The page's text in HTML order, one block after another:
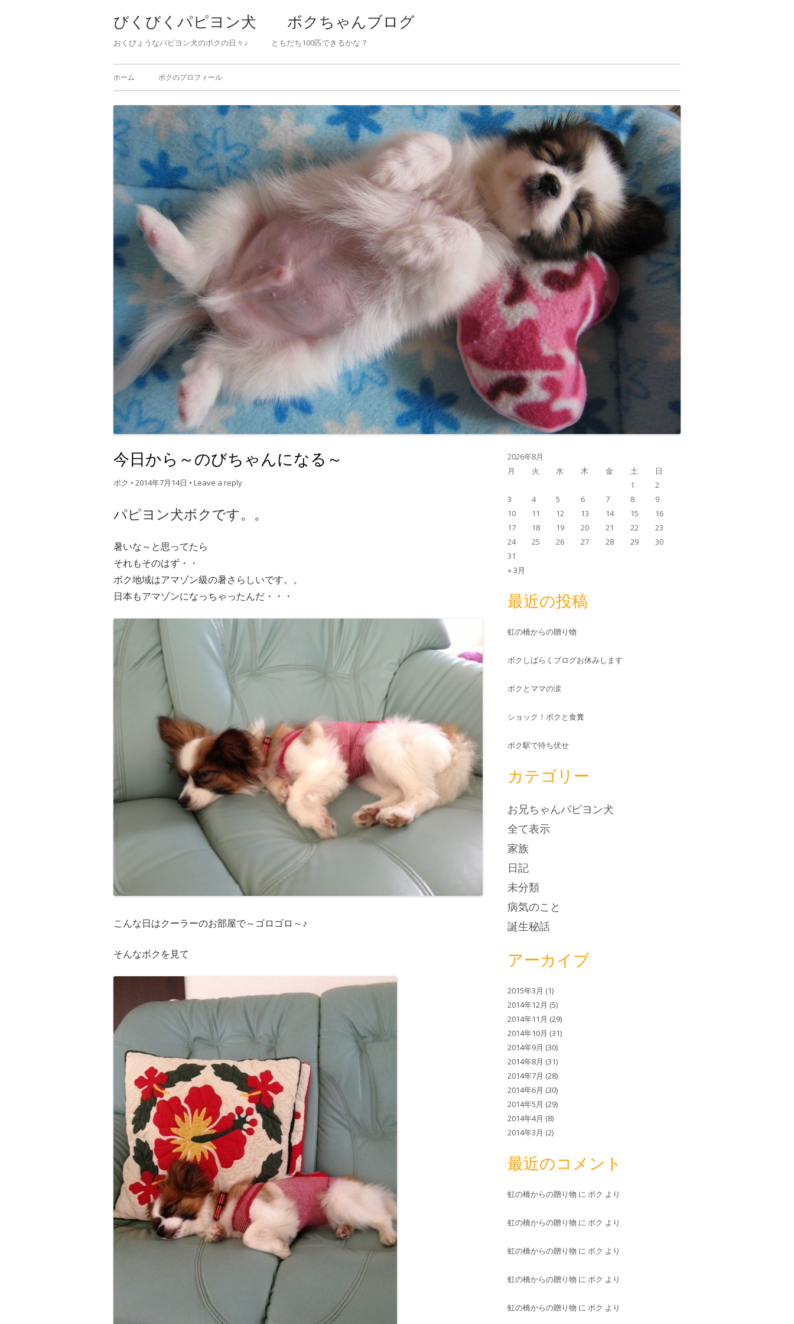
びくびくパピヨン犬 ボクちゃんブログ
おくびょうなパピヨン犬のボクの日々♪ ともだち100匹できるかな？
Skip to content
ホーム ボクのプロフィール
今日から～のびちゃんになる～
ボク • 2014年7月14日 • Leave a reply
パピヨン犬ボクです。。
暑いな～と思ってたら
それもそのはず・・
ボク地域はアマゾン級の暑さらしいです。。
日本もアマゾンになっちゃったんだ・・・
こんな日はクーラーのお部屋で～ゴロゴロ～♪
そんなボクを見て
2026年8月
月
火 水 木 金 土 日
« 3月
1
2
3
4 5 6 7 8
9
10
11 12 13 14 15
16
17
18 19 20 21 22
23
24
25 26 27 28 29
30
31
最近の投稿
虹の橋からの贈り物
ボクしばらくブログお休みします
ボクとママの涙
ショック！ボクと食糞
ボク駅で待ち伏せ
カテゴリー
お兄ちゃんパピヨン犬
全て表示
家族
日記
未分類
病気のこと
誕生秘話
アーカイブ
2015年3月 (1)
2014年12月 (5)
2014年11月 (29)
2014年10月 (31)
2014年9月 (30)
2014年8月 (31)
2014年7月 (28)
2014年6月 (30)
2014年5月 (29)
2014年4月 (8)
2014年3月 (2)
最近のコメント
虹の橋からの贈り物 にボク より
虹の橋からの贈り物 にボク より
虹の橋からの贈り物 にボク より
虹の橋からの贈り物 にボク より
虹の橋からの贈り物 にボク より